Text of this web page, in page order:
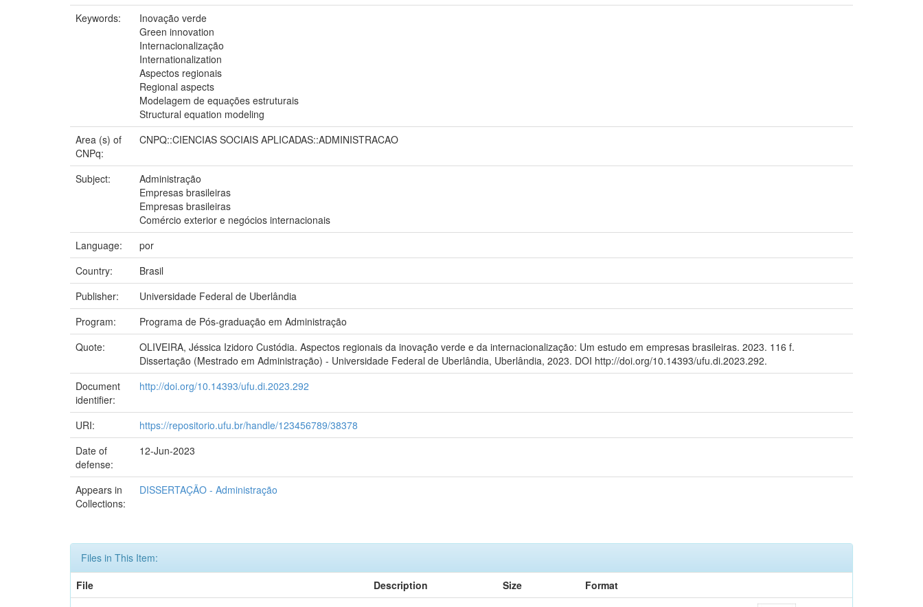
Keywords:
Inovação verde
Green innovation
Internacionalização
Internationalization
Aspectos regionais
Regional aspects
Modelagem de equações estruturais
Structural equation modeling
Area (s) of
CNPq:
CNPQ::CIENCIAS SOCIAIS APLICADAS::ADMINISTRACAO
Subject:
Administração
Empresas brasileiras
Empresas brasileiras
Comércio exterior e negócios internacionais
Language:
por
Country:
Brasil
Publisher:
Universidade Federal de Uberlândia
Program:
Programa de Pós-graduação em Administração
Quote:
OLIVEIRA, Jéssica Izidoro Custódia. Aspectos regionais da inovação verde e da internacionalização: Um estudo em empresas brasileiras. 2023. 116 f.
Dissertação (Mestrado em Administração) - Universidade Federal de Uberlândia, Uberlândia, 2023. DOI http://doi.org/10.14393/ufu.di.2023.292.
Document
identifier:
http://doi.org/10.14393/ufu.di.2023.292
URI:
https://repositorio.ufu.br/handle/123456789/38378
Date of
defense:
12-Jun-2023
Appears in
Collections:
DISSERTAÇÃO - Administração
Files in This Item:
File
Description Size
Format